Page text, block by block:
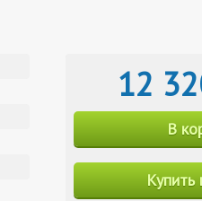
12
В
Купить